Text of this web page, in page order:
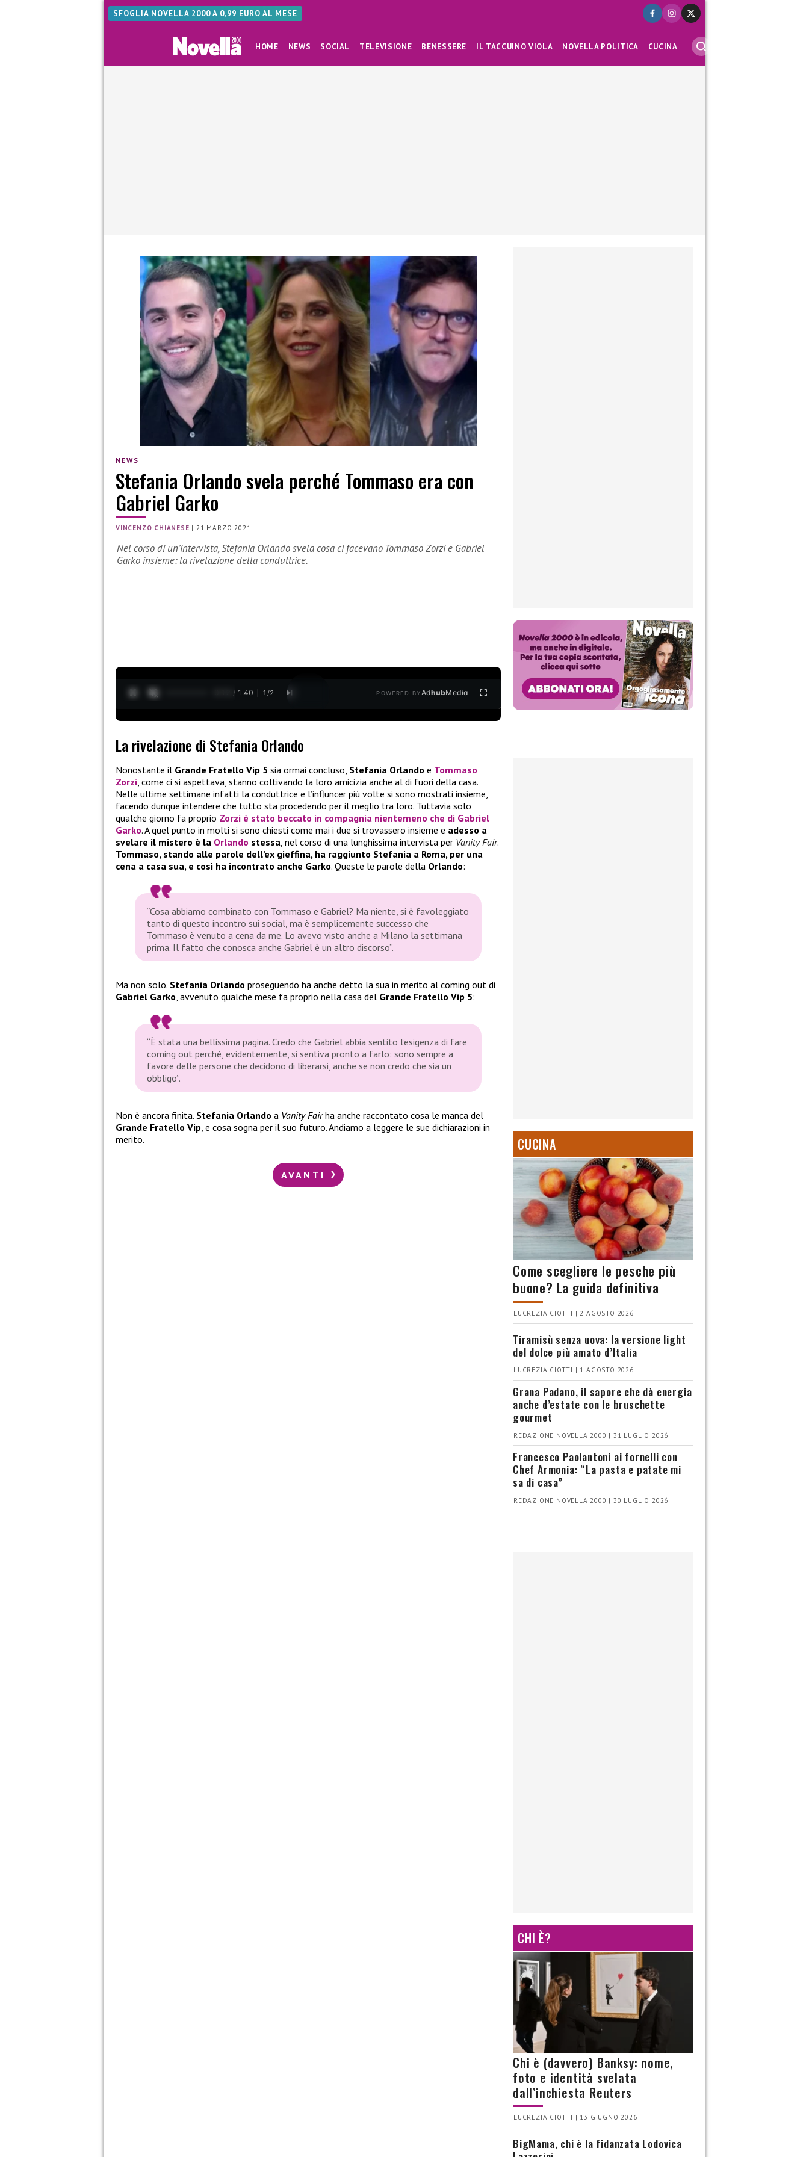
SFOGLIA NOVELLA 2000 A 0,99 EURO AL MESE
HOME NEWS SOCIAL TELEVISIONE BENESSERE IL TACCUINO VIOLA NOVELLA POLITICA CUCINA
NEWS
Stefania Orlando svela perché Tommaso era con
Gabriel Garko
VINCENZO CHIANESE |21 MARZO 2021
Nel corso di un’intervista, Stefania Orlando svela cosa ci facevano Tommaso Zorzi e Gabriel
Garko insieme: la rivelazione della conduttrice.
0:13 / 1:40 1 /2 POWERED BYAdhubMedia
La rivelazione di Stefania Orlando
Nonostante il Grande Fratello Vip 5 sia ormai concluso, Stefania Orlando e Tommaso
Zorzi, come ci si aspettava, stanno coltivando la loro amicizia anche al di fuori della casa.
Nelle ultime settimane infatti la conduttrice e l’influncer più volte si sono mostrati insieme,
facendo dunque intendere che tutto sta procedendo per il meglio tra loro. Tuttavia solo
qualche giorno fa proprio Zorzi è stato beccato in compagnia nientemeno che di Gabriel
Garko. A quel punto in molti si sono chiesti come mai i due si trovassero insieme e adesso a
svelare il mistero è la Orlando stessa, nel corso di una lunghissima intervista per Vanity Fair.
Tommaso, stando alle parole dell’ex gieffina, ha raggiunto Stefania a Roma, per una
cena a casa sua, e così ha incontrato anche Garko. Queste le parole della Orlando:
“Cosa abbiamo combinato con Tommaso e Gabriel? Ma niente, si è favoleggiato
tanto di questo incontro sui social, ma è semplicemente successo che
Tommaso è venuto a cena da me. Lo avevo visto anche a Milano la settimana
prima. Il fatto che conosca anche Gabriel è un altro discorso”.
Ma non solo. Stefania Orlando proseguendo ha anche detto la sua in merito al coming out di
Gabriel Garko, avvenuto qualche mese fa proprio nella casa del Grande Fratello Vip 5:
“È stata una bellissima pagina. Credo che Gabriel abbia sentito l’esigenza di fare
coming out perché, evidentemente, si sentiva pronto a farlo: sono sempre a
favore delle persone che decidono di liberarsi, anche se non credo che sia un
obbligo”.
Non è ancora finita. Stefania Orlando a Vanity Fairha anche raccontato cosa le manca del
Grande Fratello Vip, e cosa sogna per il suo futuro. Andiamo a leggere le sue dichiarazioni in
merito.
AVANTI
CUCINA
Come scegliere le pesche più
buone? La guida definitiva
LUCREZIA CIOTTI | 2 AGOSTO 2026
Tiramisù senza uova: la versione light
del dolce più amato d’Italia
LUCREZIA CIOTTI | 1 AGOSTO 2026
Grana Padano, il sapore che dà energia
anche d’estate con le bruschette
gourmet
REDAZIONE NOVELLA 2000 | 31 LUGLIO 2026
Francesco Paolantoni ai fornelli con
Chef Armonia: “La pasta e patate mi
sa di casa”
REDAZIONE NOVELLA 2000 | 30 LUGLIO 2026
CHI È?
Chi è (davvero) Banksy: nome,
foto e identità svelata
dall’inchiesta Reuters
LUCREZIA CIOTTI | 13 GIUGNO 2026
BigMama, chi è la fidanzata Lodovica